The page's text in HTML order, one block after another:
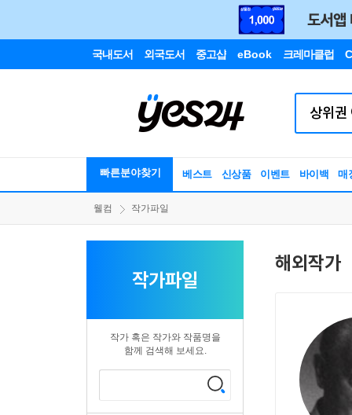
국내도서 외국도서 중고샵 eBook 크레마클럽
빠른분야찾기 베스트 신상품 이벤트 바이백 매
웰컴 작가파일
작가파일
작가 혹은 작가와 작품명을
함께 검색해 보세요.
해외작가